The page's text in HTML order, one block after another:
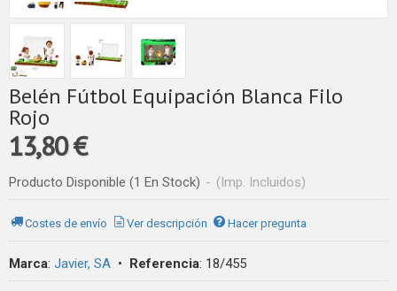
Belén Fútbol Equipación Blanca Filo
Rojo
13,80 €
Producto Disponible (1 En Stock) - (Imp. Incluidos)
Costes de envío Ver descripción Hacer pregunta
Marca: Javier, SA • Referencia: 18/455